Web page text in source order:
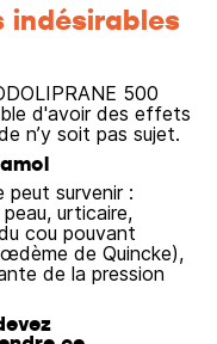
500
d'avoir des effets
n’y soit pas sujet.
peut survenir :
urticaire,
cou pouvant
de Quincke),
de la pression